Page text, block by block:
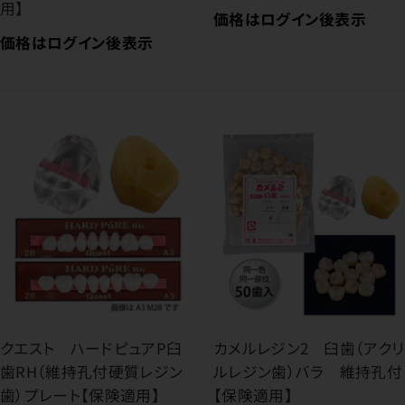
用】
価格はログイン後表示
価格はログイン後表示
クエスト ハードピュアP臼
歯RH（維持孔付硬質レジン
歯）プレート【保険適用】
カメルレジン2 臼歯（アクリ
ルレジン歯）バラ 維持孔付
【保険適用】